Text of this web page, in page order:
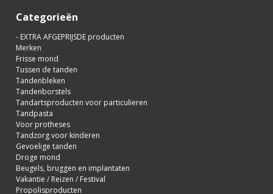
Categorieën
- EXTRA AFGEPRIJSDE producten
Merken
Frisse mond
Tussen de tanden
Tandenbleken
Tandenborstels
Tandartsproducten voor particulieren
Tandpasta
Voor protheses
Tandzorg voor kinderen
Gevoelige tanden
Droge mond
Beugels, bruggen en implantaten
Vakantie / Reizen / Festival
Propolisproducten